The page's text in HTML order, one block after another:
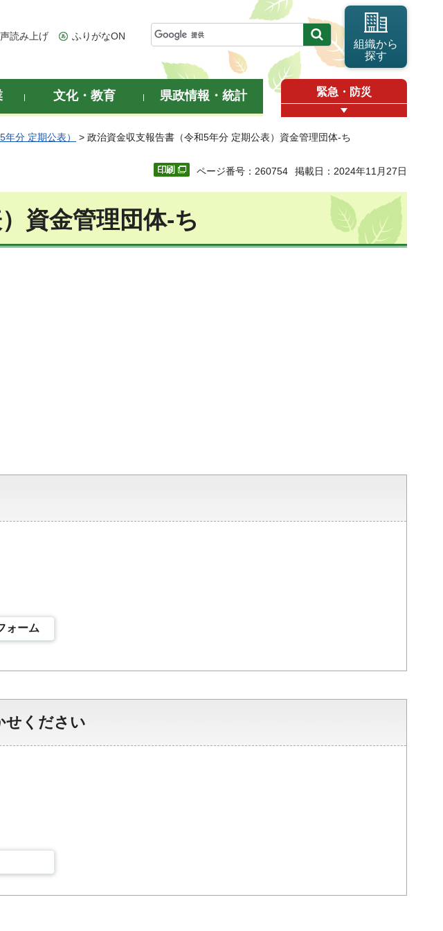
読み上げ ふりがなON
組織から
探す
文化・教育 県政情報・統計 緊急・防災
分 定期公表） > 政治資金収支報告書（令和5年分 定期公表）資金管理団体-ち
ページ番号：260754 掲載日：2024年11月27日
資金管理団体-ち
ォーム
せください